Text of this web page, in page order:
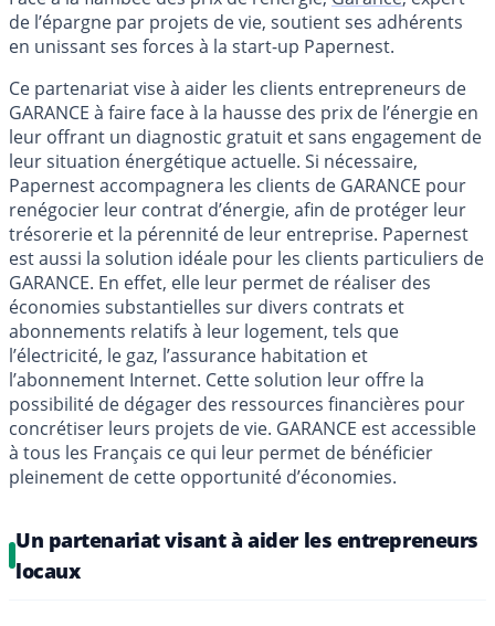
de l’épargne par projets de vie, soutient ses adhérents
en unissant ses forces à la start-up Papernest.
Ce partenariat vise à aider les clients entrepreneurs de
GARANCE à faire face à la hausse des prix de l’énergie en
leur offrant un diagnostic gratuit et sans engagement de
leur situation énergétique actuelle. Si nécessaire,
Papernest accompagnera les clients de GARANCE pour
renégocier leur contrat d’énergie, afin de protéger leur
trésorerie et la pérennité de leur entreprise. Papernest
est aussi la solution idéale pour les clients particuliers de
GARANCE. En effet, elle leur permet de réaliser des
économies substantielles sur divers contrats et
abonnements relatifs à leur logement, tels que
l’électricité, le gaz, l’assurance habitation et
l’abonnement Internet. Cette solution leur offre la
possibilité de dégager des ressources financières pour
concrétiser leurs projets de vie. GARANCE est accessible
à tous les Français ce qui leur permet de bénéficier
pleinement de cette opportunité d’économies.
Un partenariat visant à aider les entrepreneurs
locaux